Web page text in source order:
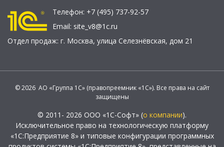
Телефон: +7 (495) 737-92-57
Email: site_v8@1c.ru
Отдел продаж: г. Москва, улица Селезнёвская, дом 21
© 2026 АО «Группа 1С» (правопреемник «1С»). Все права на сайт
защищены
© 2011- 2026 ООО «1С-Софт» (о компании).
Исключительное право на технологическую платформу
«1С:Предприятие 8» и типовые конфигурации программных